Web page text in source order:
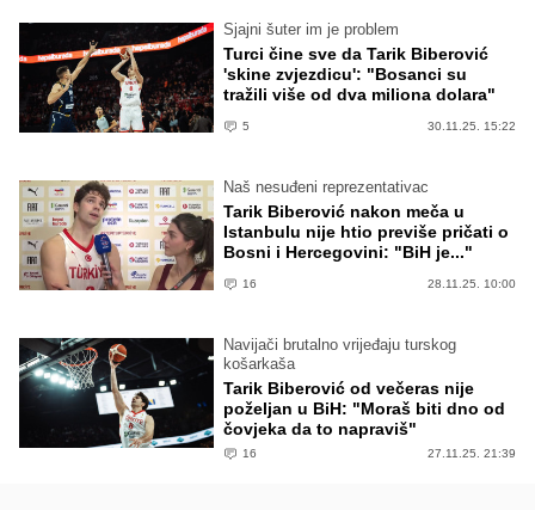
Sjajni šuter im je problem
Turci čine sve da Tarik Biberović
'skine zvjezdicu': "Bosanci su
tražili više od dva miliona dolara"
5 30.11.25. 15:22
Naš nesuđeni reprezentativac
Tarik Biberović nakon meča u
Istanbulu nije htio previše pričati o
Bosni i Hercegovini: "BiH je..."
16 28.11.25. 10:00
Navijači brutalno vrijeđaju turskog
košarkaša
Tarik Biberović od večeras nije
poželjan u BiH: "Moraš biti dno od
čovjeka da to napraviš"
16 27.11.25. 21:39